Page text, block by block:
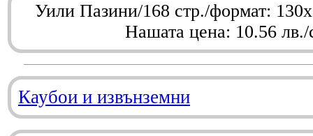
Уили Пазини/168 стр./формат:
Нашата цена: 10.56 лв./
Каубои и извънземни